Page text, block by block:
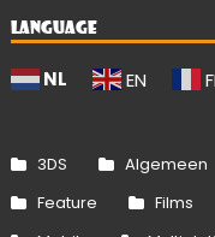
LANGUAGE
NL EN
3DS Algemeen
Feature
Films